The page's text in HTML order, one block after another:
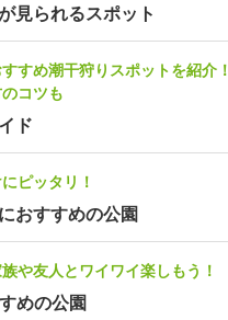
見られるスポット
すめ潮干狩りスポットを紹介
コツも
ド
ピッタリ！
おすすめの公園
や友人とワイワイ楽しもう！
めの公園